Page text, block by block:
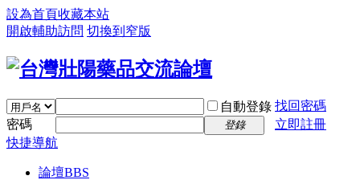
設為首頁收藏本站
開啟輔助訪問 切換到窄版
自動登錄 找回密碼
密碼
登錄
立即註冊
快捷導航
論壇BBS